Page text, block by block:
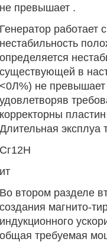
не превышает .
Генератор работает
нестабильность
определяется
существующей в
<0Л%) не превышает
удовлетворяв
корректорны
Длительная эксплуа
Сг12Н
ит
Во втором разделе
создания магнито-
индукционного
общая требуемая